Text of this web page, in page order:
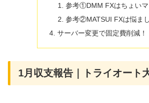
参考①DMM FXはちょいマ
参考②MATSUI FXは悩ま
サーバー変更で固定費削減！
1月収支報告｜トライオート